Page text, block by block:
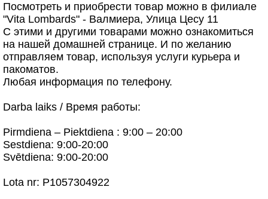
Посмотреть и приобрести товар можно в филиале
"Vita Lombards" - Валмиера, Улица Цесу 11
С этими и другими товарами можно ознакомиться
на нашей домашней странице. И по желанию
отправляем товар, используя услуги курьера и
пакоматов.
Любая информация по телефону.
Darba laiks / Время работы:
Pirmdiena – Piektdiena : 9:00 – 20:00
Sestdiena: 9:00-20:00
Svētdiena: 9:00-20:00
Lota nr: P1057304922